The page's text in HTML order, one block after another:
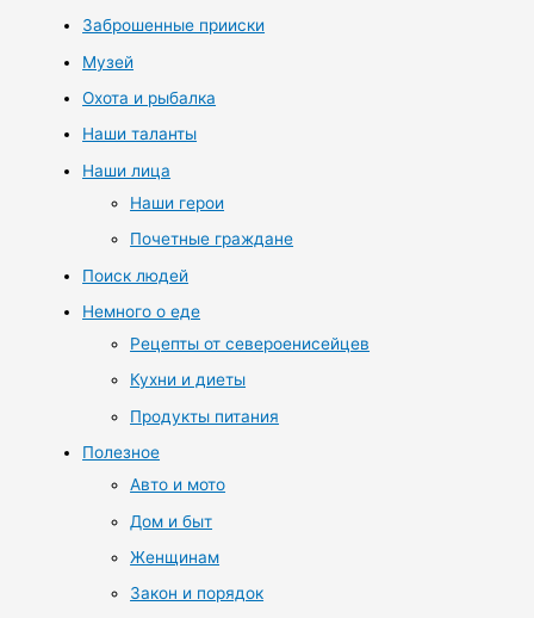
Заброшенные прииски
Музей
Охота и рыбалка
Наши таланты
Наши лица
Наши герои
Почетные граждане
Поиск людей
Немного о еде
Рецепты от североенисейцев
Кухни и диеты
Продукты питания
Полезное
Авто и мото
Дом и быт
Женщинам
Закон и порядок